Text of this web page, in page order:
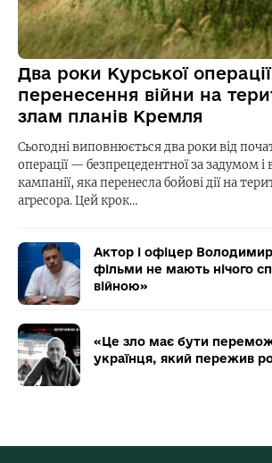
Два роки Курської
перенесення війни на
злам планів Кремля
Сьогодні виповнюється два роки від
операції — безпрецедентної за задумом
кампанії, яка перенесла бойові дії на
агресора. Цей крок…
Актор і офіцер
фільми не мають нічого
війною»
«Це зло має бути
українця, який пережив